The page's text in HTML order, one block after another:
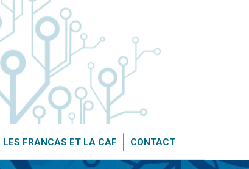
LES FRANCAS ET LA CAF CONTACT
49 LES FRANCAS ET LA CAF